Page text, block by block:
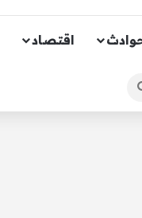
اقتصاد
عن